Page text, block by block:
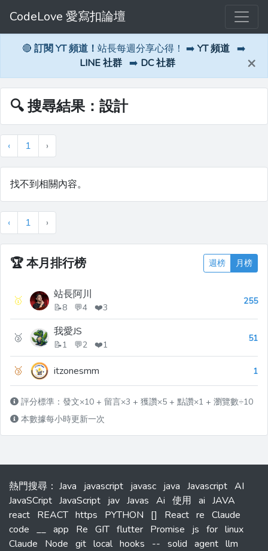
CodeLove 愛寫扣論壇
🔴 訂閱 YT 頻道！ 站長每週分享心得！ ➡️ YT 頻道 ➡️
LINE 社群 ➡️ DC 社群 ×
🔍 搜尋結果：設計
‹ 1 ›
找不到相關內容。
‹ 1 ›
🏆本月排行榜 週榜 月榜
🥇 站長阿川
📝8 💬4 ❤️3
255
🥈 我愛JS
📝1 💬2 ❤️1
51
🥉 itzonesmm 1
評分標準：發文×10 + 留言×3 + 獲讚×5 + 點讚×1 + 瀏覽數÷10
本數據每小時更新一次
熱門搜尋 ： Java javascript javasc java Javascript AI
JavaSCript JavaScript jav Javas Ai 使用 ai JAVA
react REACT https PYTHON [] React re Claude
code __ app Re GIT flutter Promise js for linux
Claude
Node git local hooks -- solid agent llm